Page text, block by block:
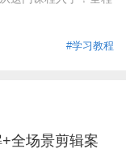
#学习教程
全场景剪辑案